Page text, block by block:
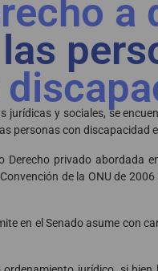
a
jurídicas y sociales, se
personas con discapacidad
privado abordada
de la ONU de
en el Senado asume con